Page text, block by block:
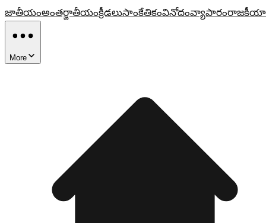
జాతీయంఅంతర్జాతీయంక్రీడలుసాంకేతికంవినోదంవ్యాపారం
More